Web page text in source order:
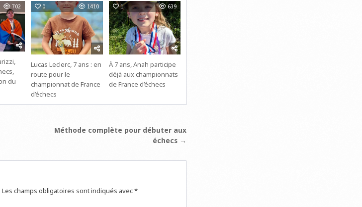
702
du
0 1410
Lucas Leclerc, 7 ans : en
route pour le
championnat de France
d’échecs
1 639
À 7 ans, Anah participe
déjà aux championnats
de France d’échecs
Méthode complète pour débuter aux
échecs →
Les champs obligatoires sont indiqués avec*